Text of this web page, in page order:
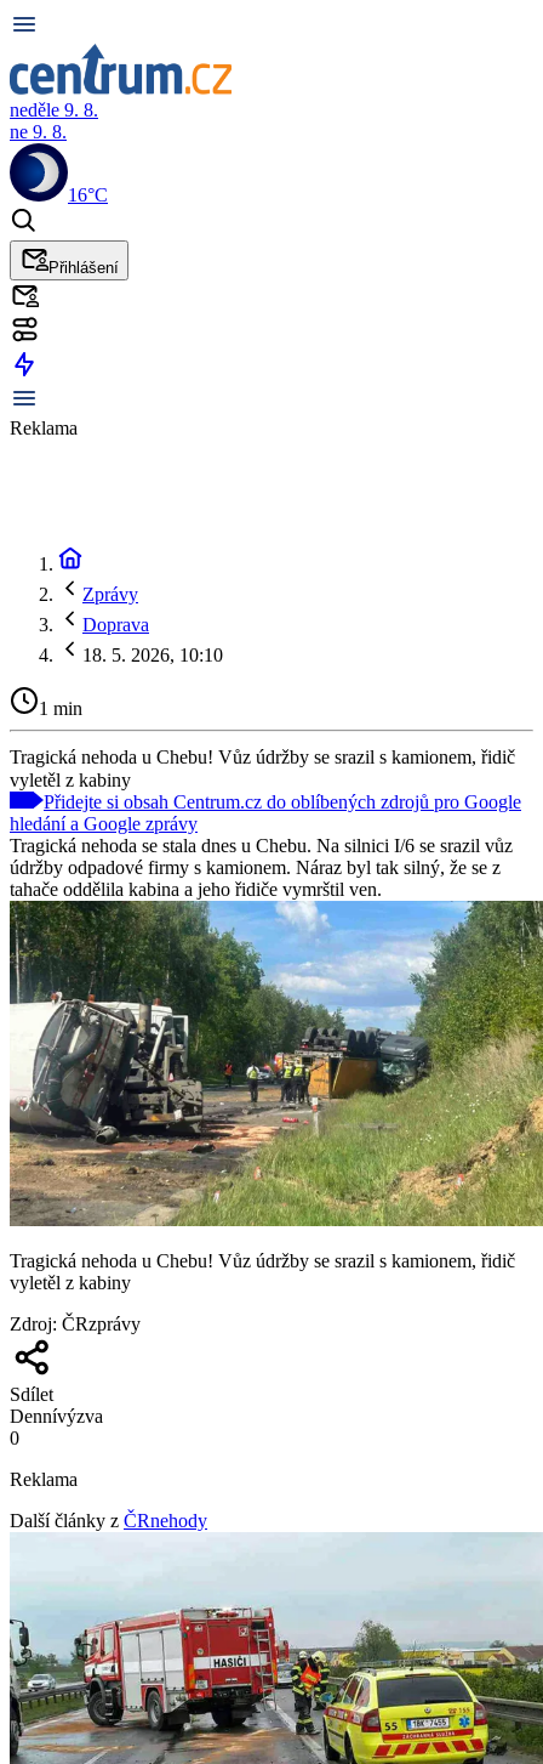
neděle 9. 8.
ne 9. 8.
16°C
Přihlášení
Reklama
Zprávy
Doprava
18. 5. 2026, 10:10
1 min
Tragická nehoda u Chebu! Vůz údržby se srazil s kamionem, řidič
vyletěl z kabiny
Přidejte si obsah Centrum.cz do oblíbených zdrojů pro Google
hledání a Google zprávy
Tragická nehoda se stala dnes u Chebu. Na silnici I/6 se srazil vůz
údržby odpadové firmy s kamionem. Náraz byl tak silný, že se z
tahače oddělila kabina a jeho řidiče vymrštil ven.
Tragická nehoda u Chebu! Vůz údržby se srazil s kamionem, řidič
vyletěl z kabiny
Zdroj: ČRzprávy
Sdílet
Dennívýzva
0
Reklama
Další články z ČRnehody